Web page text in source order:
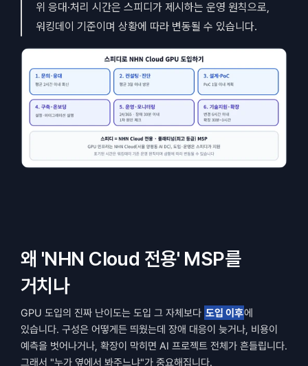
위 응대·처리 시간은 스피디가 제시하는 운영 원칙으로,
워킹데이 기준이며 상황에 따라 변동될 수 있습니다.
왜 'NHN Cloud 전용' MSP를
거치나
GPU 도입의 진짜 난이도는 도입 그 자체보다 도입 이후에
있습니다. 구성은 어떻게든 띄웠는데 장애 대응이 늦거나, 비용이
예측을 벗어나거나, 확장이 막히면 AI 프로젝트 전체가 흔들립니다.
그래서 "누가 옆에서 봐주느냐"가 중요해집니다.